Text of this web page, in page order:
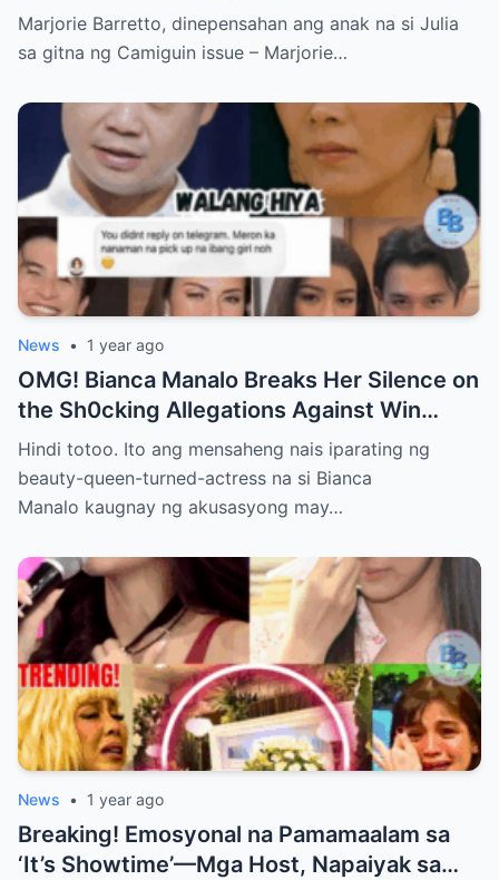
gitna ng Camiguin issue
Marjorie Barretto, dinepensahan ang anak na si Julia
sa gitna ng Camiguin issue – Marjorie…
News • 1 year ago
OMG! Bianca Manalo Breaks Her Silence on
the Sh0cking Allegations Against Win
Gatchalian—What She Has to Say Will
Leave You Speechless!
Hindi totoo. Ito ang mensaheng nais iparating ng
beauty-queen-turned-actress na si Bianca
Manalo kaugnay ng akusasyong may…
News • 1 year ago
Breaking! Emosyonal na Pamamaalam sa
‘It’s Showtime’—Mga Host, Napaiyak sa